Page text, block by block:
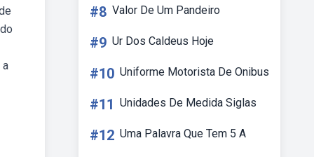
a
#8 Valor De Um Pandeiro
#9 Ur Dos Caldeus Hoje
#10 Uniforme Motorista De Onibus
#11 Unidades De Medida Siglas
#12 Uma Palavra Que Tem 5 A